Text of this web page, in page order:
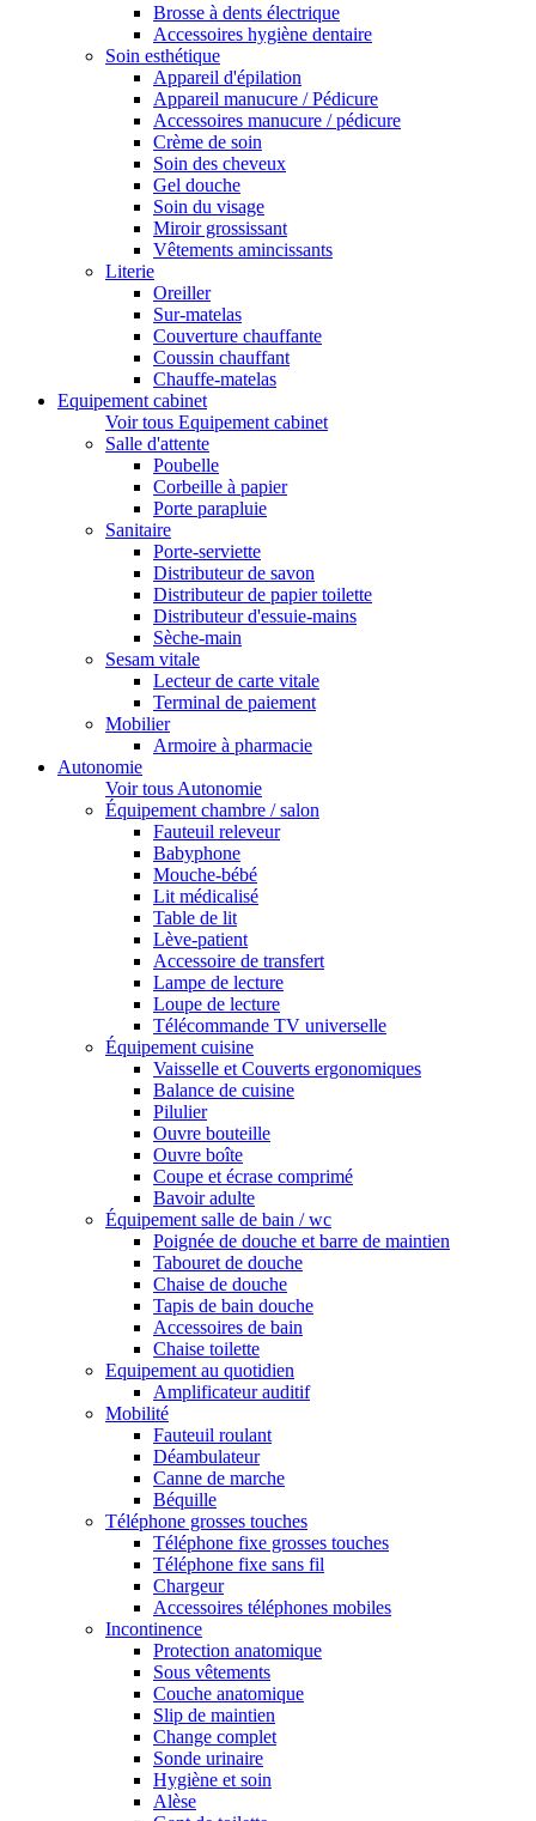
Brosse à dents électrique
Accessoires hygiène dentaire
Soin esthétique
Appareil d'épilation
Appareil manucure / Pédicure
Accessoires manucure / pédicure
Crème de soin
Soin des cheveux
Gel douche
Soin du visage
Miroir grossissant
Vêtements amincissants
Literie
Oreiller
Sur-matelas
Couverture chauffante
Coussin chauffant
Chauffe-matelas
Equipement cabinet
Voir tous Equipement cabinet
Salle d'attente
Poubelle
Corbeille à papier
Porte parapluie
Sanitaire
Porte-serviette
Distributeur de savon
Distributeur de papier toilette
Distributeur d'essuie-mains
Sèche-main
Sesam vitale
Lecteur de carte vitale
Terminal de paiement
Mobilier
Armoire à pharmacie
Autonomie
Voir tous Autonomie
Équipement chambre / salon
Fauteuil releveur
Babyphone
Mouche-bébé
Lit médicalisé
Table de lit
Lève-patient
Accessoire de transfert
Lampe de lecture
Loupe de lecture
Télécommande TV universelle
Équipement cuisine
Vaisselle et Couverts ergonomiques
Balance de cuisine
Pilulier
Ouvre bouteille
Ouvre boîte
Coupe et écrase comprimé
Bavoir adulte
Équipement salle de bain / wc
Poignée de douche et barre de maintien
Tabouret de douche
Chaise de douche
Tapis de bain douche
Accessoires de bain
Chaise toilette
Equipement au quotidien
Amplificateur auditif
Mobilité
Fauteuil roulant
Déambulateur
Canne de marche
Béquille
Téléphone grosses touches
Téléphone fixe grosses touches
Téléphone fixe sans fil
Chargeur
Accessoires téléphones mobiles
Incontinence
Protection anatomique
Sous vêtements
Couche anatomique
Slip de maintien
Change complet
Sonde urinaire
Hygiène et soin
Alèse